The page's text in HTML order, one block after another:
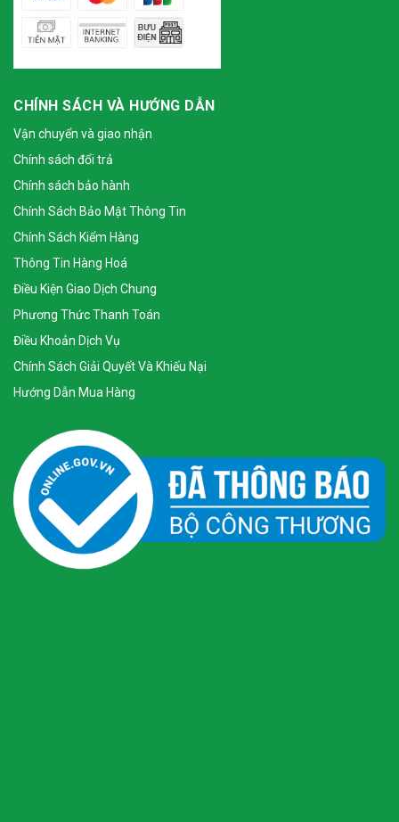
CHÍNH SÁCH VÀ HƯỚNG DẪN
Vận chuyển và giao nhận
Chính sách đổi trả
Chính sách bảo hành
Chính Sách Bảo Mật Thông Tin
Chính Sách Kiểm Hàng
Thông Tin Hàng Hoá
Điều Kiện Giao Dịch Chung
Phương Thức Thanh Toán
Điều Khoản Dịch Vụ
Chính Sách Giải Quyết Và Khiếu Nại
Hướng Dẫn Mua Hàng